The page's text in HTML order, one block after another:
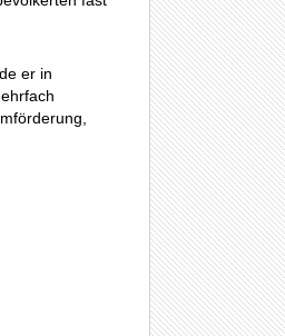
er in